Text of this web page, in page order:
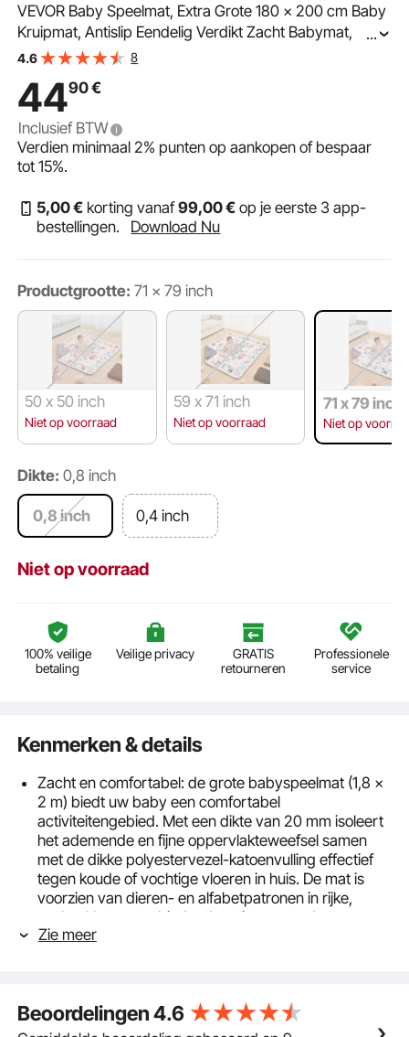
VEVOR Baby Speelmat, Extra Grote 180 x 200 cm Baby
Kruipmat, Antislip Eendelig Verdikt Zacht Babymat,
Opvouwbare Vloermat, Waterdichte
Zuigelingen, Machinewasbaar
...
4.6 8
4490€
Inclusief BTW
Verdien minimaal2% punten op aankopen of bespaar
tot15%.
5,00€ korting vanaf99,00€ op je eerste 3 app-
bestellingen.
Download Nu
Productgrootte: 71 x 79 inch
50 x 50 inch
Niet op voorraad
59 x 71 inch
Niet op voorraad
71 x 79 inch
Niet op
Dikte: 0,8 inch
0,8 inch 0,4 inch
Niet op voorraad
100% veilige
betaling
Veilige privacy
GRATIS
retourneren
Professionele
service
Kenmerken & details
Zacht en comfortabel: de grote babyspeelmat (1,8 x
2 m) biedt uw baby een comfortabel
activiteitengebied. Met een dikte van 20 mm isoleert
het ademende en fijne oppervlakteweefsel samen
met de dikke polyestervezel-katoenvulling effectief
tegen koude of vochtige vloeren in huis. De mat is
voorzien van dieren- en alfabetpatronen in rijke,
zachte kleuren en biedt educatieve waarde.
Robuust en duurzaam: de vloermat is van binnen en
Het materiaal is bovendien slijtvast en duurzaam en
zal niet gemakkelijk door je baby worden bekrast of
Zie meer
Beoordelingen4.6